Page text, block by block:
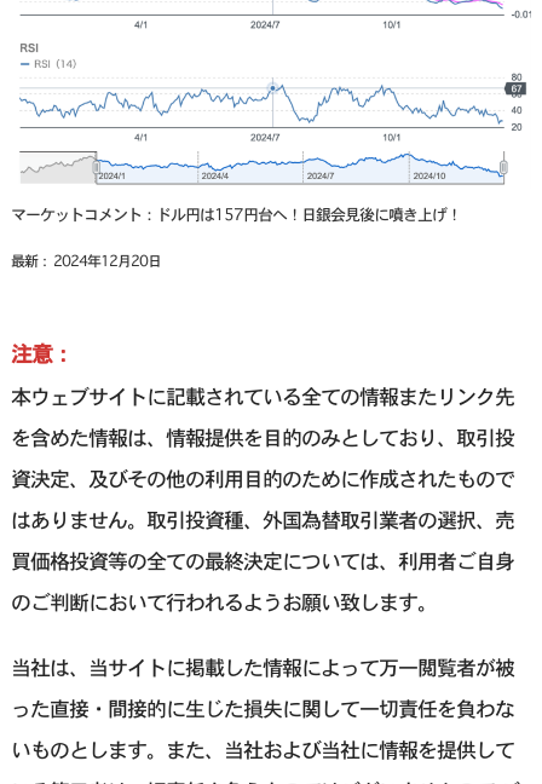
マーケットコメント：ドル円は157円台へ！日銀会見後に噴き上げ！
最新： 2024年12月20日
注意：
本ウェブサイトに記載されている全ての情報またリンク先
を含めた情報は、情報提供を目的のみとしており、取引投
資決定、及びその他の利用目的のために作成されたもので
はありません。取引投資種、外国為替取引業者の選択、売
買価格投資等の全ての最終決定については、利用者ご自身
のご判断において行われるようお願い致します。
当社は、当サイトに掲載した情報によって万一閲覧者が被
った直接・間接的に生じた損失に関して一切責任を負わな
いものとします。また、当社および当社に情報を提供して